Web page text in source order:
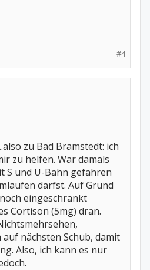
#4
zu Bad Bramstedt: ich
zu helfen. War damals
S und U-Bahn gefahren
darfst. Auf Grund
eingeschränkt
Cortison (5mg) dran.
nächsten Schub, damit
Also, ich kann es nur